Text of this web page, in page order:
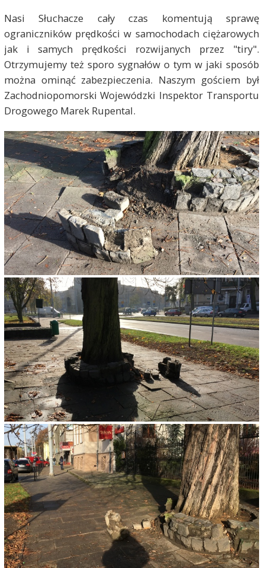
Nasi Słuchacze cały czas komentują sprawę
ograniczników prędkości w samochodach ciężarowych
jak i samych prędkości rozwijanych przez "tiry".
Otrzymujemy też sporo sygnałów o tym w jaki sposób
można ominąć zabezpieczenia. Naszym gościem był
Zachodniopomorski Wojewódzki Inspektor Transportu
Drogowego Marek Rupental.